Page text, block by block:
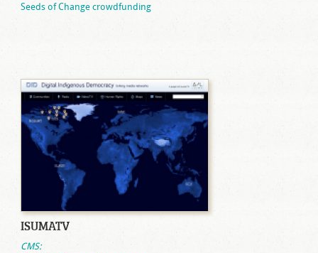
Seeds of Change crowdfunding
ISUMATV
CMS: